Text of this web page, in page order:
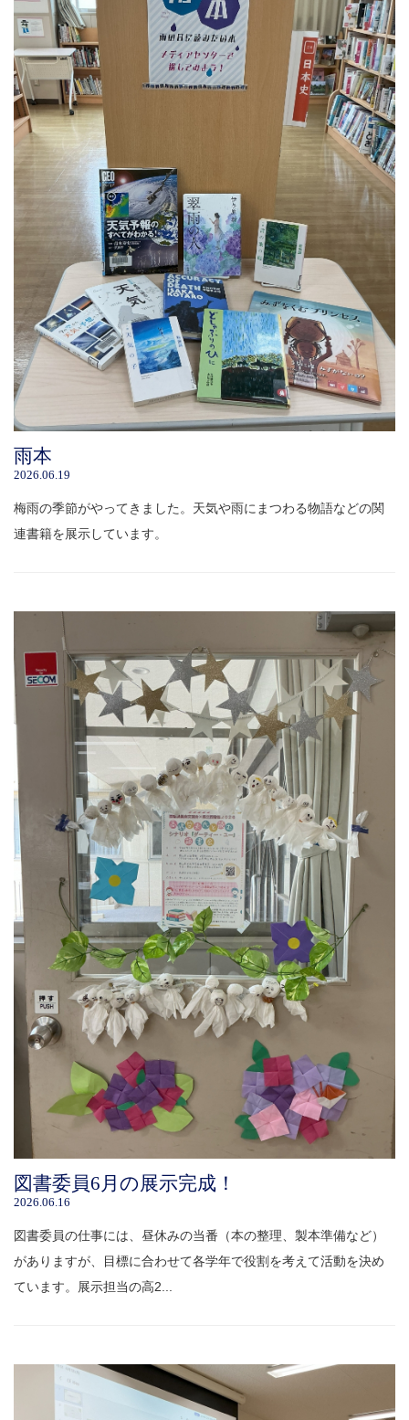
雨本
2026.06.19
梅雨の季節がやってきました。天気や雨にまつわる物語などの関
連書籍を展示しています。
図書委員6月の展示完成！
2026.06.16
図書委員の仕事には、昼休みの当番（本の整理、製本準備など）
がありますが、目標に合わせて各学年で役割を考えて活動を決め
ています。展示担当の高2...